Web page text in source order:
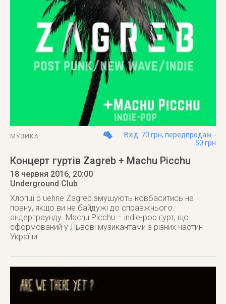
МУЗИКА
Вхід: 70 грн, передпродаж -
50 грн
Концерт гуртів Zagreb + Machu Picchu
18 червня 2016, 20:00
Underground Club
Хлопці p uehne Zagreb змушують ковбаситись на
повну, якщо ви не байдужі до справжнього
андерграунду. Machu Picchu – indie-pop гурт, що
сформований у Львові музикантами з різних частин
України